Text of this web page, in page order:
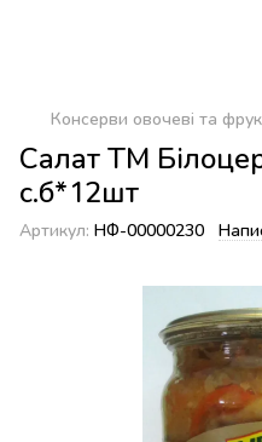
Консерви овочеві та
Салат ТМ
с.б*12шт
Артикул: НФ-00000230